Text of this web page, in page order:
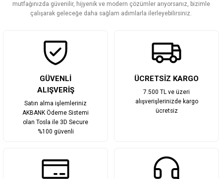
mutfağınızda güvenilir, hijyenik ve modern çözümler arıyorsanız, bizimle
çalışarak geleceğe daha sağlam adımlarla ilerleyebilirsiniz.
GÜVENLİ
ALIŞVERİŞ
Satın alma işlemleriniz
AKBANK Ödeme Sistemi
olan Tosla ile 3D Secure
%100 güvenli
ÜCRETSİZ KARGO
7.500 TL ve üzeri
alışverişlerinizde kargo
ücretsiz